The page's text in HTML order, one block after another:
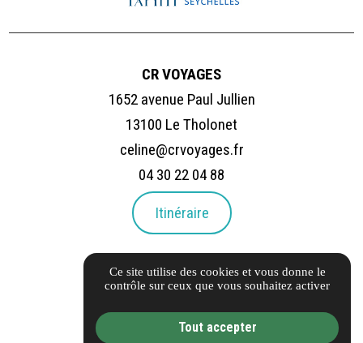
CR VOYAGES
1652 avenue Paul Jullien
13100 Le Tholonet
celine@crvoyages.fr
04 30 22 04 88
Itinéraire
LIENS UTILES
Carnet d'adresses
FAQ
Informations complémentaires
Ce site utilise des cookies et vous donne le
contrôle sur ceux que vous souhaitez activer
Tout accepter